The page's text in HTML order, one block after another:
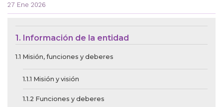
Menú de Contexto de Ley de
1. Información de la entidad
1.1 Misión, funciones y deberes
1.1.1 Misión y visión
1.1.2 Funciones y deberes
27 Ene 2026